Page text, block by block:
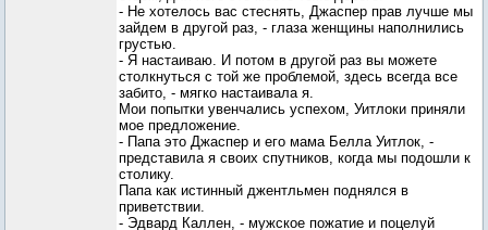
- Не хотелось вас стеснять, Джаспер прав лучше мы
зайдем в другой раз, - глаза женщины наполнились
грустью.
- Я настаиваю. И потом в другой раз вы можете
столкнуться с той же проблемой, здесь всегда все
забито, - мягко настаивала я.
Мои попытки увенчались успехом, Уитлоки приняли
мое предложение.
- Папа это Джаспер и его мама Белла Уитлок, -
представила я своих спутников, когда мы подошли к
столику.
Папа как истинный джентльмен поднялся в
приветствии.
- Эдвард Каллен, - мужское пожатие и поцелуй